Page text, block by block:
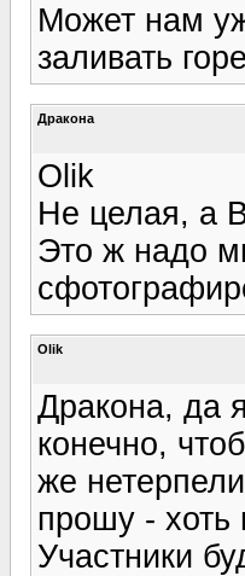
Может нам
заливать
Дракона
Olik
Не целая, а
Это ж надо
Olik
Дракона, да
конечно,
же
прошу - хоть
Участники